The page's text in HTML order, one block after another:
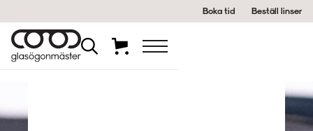
Boka tid Beställ linser